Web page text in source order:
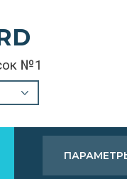
№1